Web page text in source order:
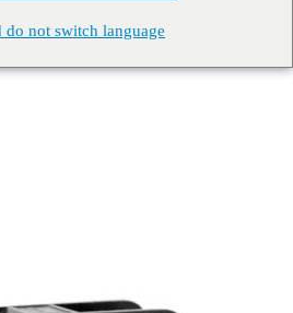
do not switch language